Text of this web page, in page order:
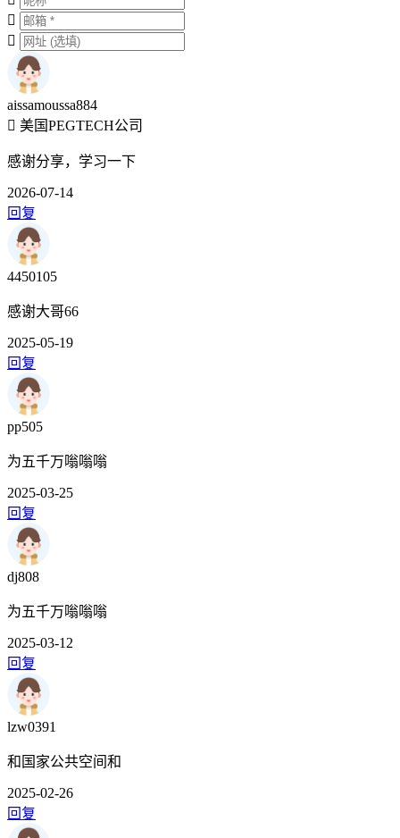
aissamoussa884
美国PEGTECH公司
感谢分享，学习一下
2026-07-14
回复
4450105
感谢大哥66
2025-05-19
回复
pp505
为五千万嗡嗡嗡
2025-03-25
回复
dj808
为五千万嗡嗡嗡
2025-03-12
回复
lzw0391
和国家公共空间和
2025-02-26
回复